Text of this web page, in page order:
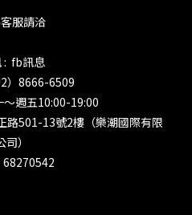
服請洽
: fb訊息
）8666-6509
週五10:00-19:00
路501-13號2樓（樂潮國際有限
司）
68270542